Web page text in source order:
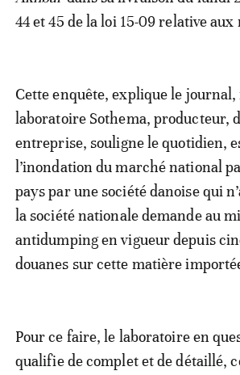
44 et 45 de la loi 15-09 relative
Cette enquête, explique le
laboratoire Sothema, producteur,
entreprise, souligne le quotidien,
l’inondation du marché national
pays par une société danoise qui
la société nationale demande au
antidumping en vigueur depuis
douanes sur cette matière
Pour ce faire, le laboratoire en
qualifie de complet et de détaillé,